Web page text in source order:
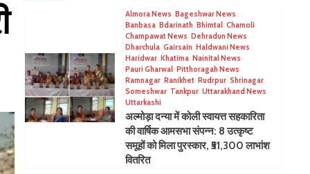
Almora News Bageshwar News
Banbasa Bdarinath Bhimtal Chamoli
Champawat News Dehradun News
Dharchula Gairsain Haldwani News
Haridwar Khatima Nainital News
Pauri Gharwal Pitthoragah News
Ramnagar Ranikhet Rudrpur Shrinagar
Someshwar Tankpur Uttarakhand News
Uttarkashi
अल्मोड़ा दन्या में कोली स्वायत्त सहकारिता
की वार्षिक आमसभा संपन्न: 8 उत्कृष्ट
समूहों को मिला पुरस्कार, ₹51,300 लाभांश
वितरित